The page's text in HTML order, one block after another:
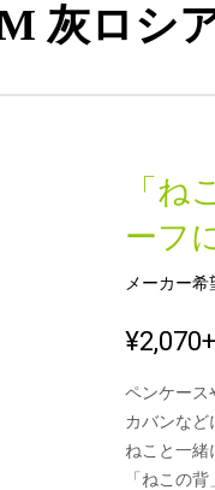
灰ロシ
「ね
ーフ
メーカー
¥2,070
ペンケース
カバンなど
ねこと一緒
「ねこの